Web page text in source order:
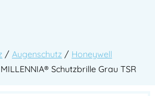
/ Augenschutz / Honeywell
Schutzbrille Grau TSR